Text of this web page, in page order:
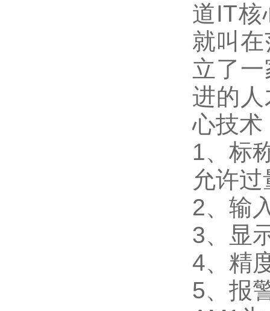
道IT核
就叫
立了
进的
心技术
1、标
允许
2、输
3、 显
4、精
5、 报